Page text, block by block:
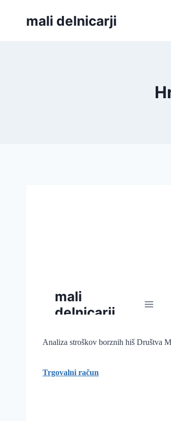
mali delnicarji
Analiza stroškov borznih hiš Društva
Trgovalni račun